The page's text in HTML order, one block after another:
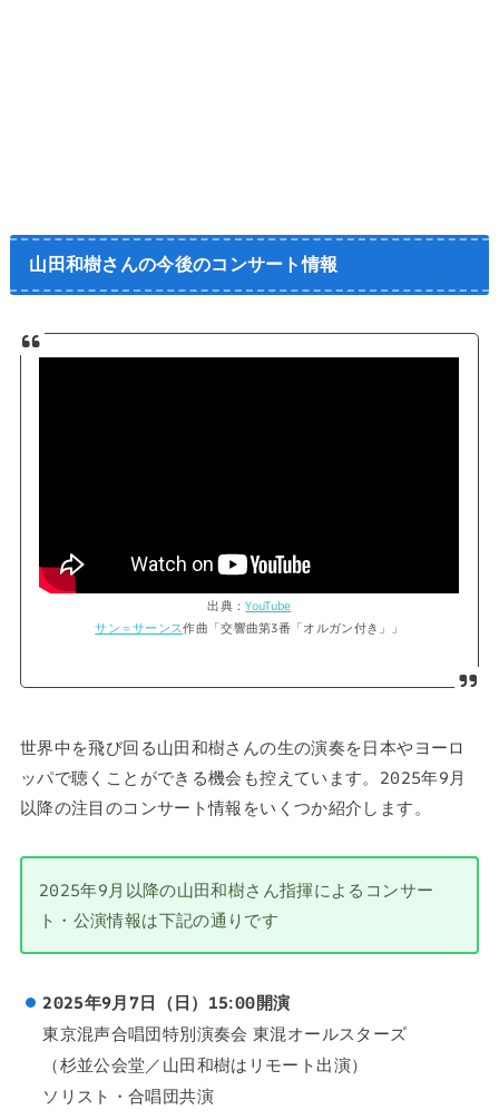
山田和樹さんの今後のコンサート情報
出典：YouTube
サン＝サーンス作曲「交響曲第3番「オルガン付き」」
世界中を飛び回る山田和樹さんの生の演奏を日本やヨーロ
ッパで聴くことができる機会も控えています。2025年9月
以降の注目のコンサート情報をいくつか紹介します。
2025年9月以降の山田和樹さん指揮によるコンサー
ト・公演情報は下記の通りです
2025年9月7日（日）15:00開演
東京混声合唱団特別演奏会 東混オールスターズ
（杉並公会堂／山田和樹はリモート出演）
ソリスト・合唱団共演